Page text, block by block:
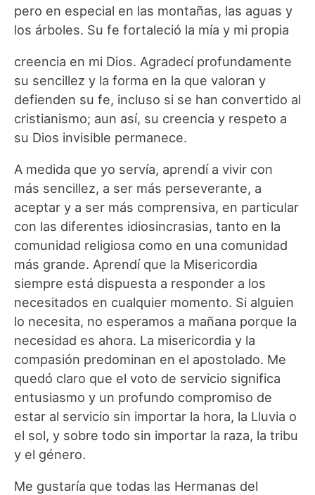
pero en especial en las montañas, las aguas y
los árboles. Su fe fortaleció la mía y mi propia
creencia en mi Dios. Agradecí profundamente
su sencillez y la forma en la que valoran y
defienden su fe, incluso si se han convertido al
cristianismo; aun así, su creencia y respeto a
su Dios invisible permanece.
A medida que yo servía, aprendí a vivir con
más sencillez, a ser más perseverante, a
aceptar y a ser más comprensiva, en particular
con las diferentes idiosincrasias, tanto en la
comunidad religiosa como en una comunidad
más grande. Aprendí que la Misericordia
siempre está dispuesta a responder a los
necesitados en cualquier momento. Si alguien
lo necesita, no esperamos a mañana porque la
necesidad es ahora. La misericordia y la
compasión predominan en el apostolado. Me
quedó claro que el voto de servicio significa
entusiasmo y un profundo compromiso de
estar al servicio sin importar la hora, la Lluvia o
el sol, y sobre todo sin importar la raza, la tribu
y el género.
Me gustaría que todas las Hermanas del